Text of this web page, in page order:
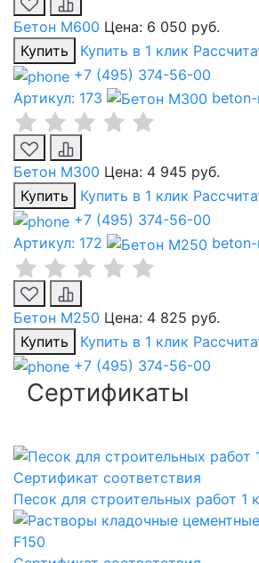
Бетон М600 Цена: 6 050 руб.
Купить
Купить в 1 клик
+7 (495) 374-56-00
Артикул: 173
Бетон М300 Цена: 4 945 руб.
Купить
Купить в 1 клик
+7 (495) 374-56-00
Артикул: 172
Бетон М250 Цена: 4 825 руб.
Купить
Купить в 1 клик
+7 (495) 374-56-00
Сертификаты
Сертификат соответствия
Песок для строительных работ 1